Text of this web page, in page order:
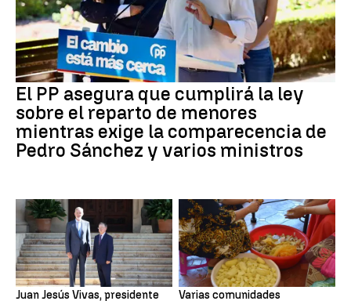
El PP asegura que cumplirá la ley
sobre el reparto de menores
mientras exige la comparecencia de
Pedro Sánchez y varios ministros
Juan Jesús Vivas, presidente Varias comunidades